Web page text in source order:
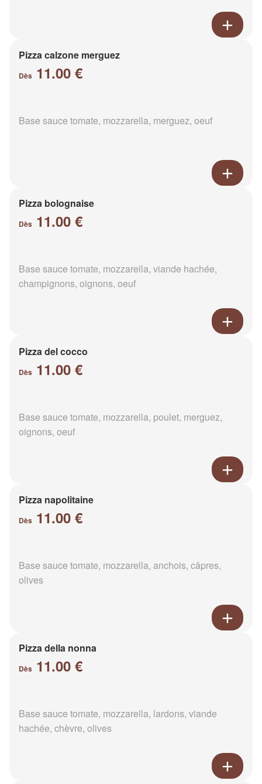
Pizza calzone merguez
Dès 11.00 €
Base sauce tomate, mozzarella, merguez, oeuf
Pizza bolognaise
Dès 11.00 €
Base sauce tomate, mozzarella, viande hachée,
champignons, oignons, oeuf
Pizza del cocco
Dès 11.00 €
Base sauce tomate, mozzarella, poulet, merguez,
oignons, oeuf
Pizza napolitaine
Dès 11.00 €
Base sauce tomate, mozzarella, anchois, câpres,
olives
Pizza della nonna
Dès 11.00 €
Base sauce tomate, mozzarella, lardons, viande
hachée, chèvre, olives